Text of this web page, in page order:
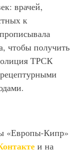
врачей,
к
чтобы получить
ТРСК
«Европы-Кипр»
и на